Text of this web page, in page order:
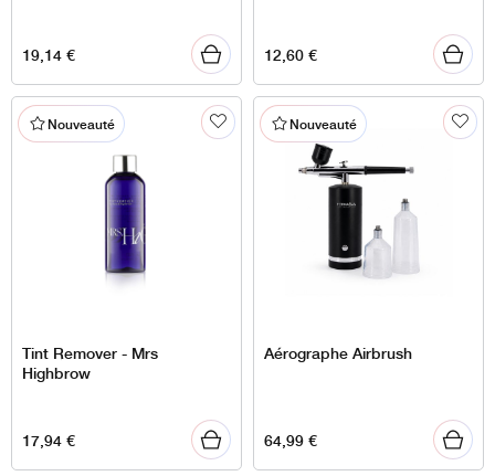
19,14€ 12,60€
Nouveauté
Tint Remover - Mrs
Highbrow
17,94€
Nouveauté
Aérographe Airbrush
64,99€